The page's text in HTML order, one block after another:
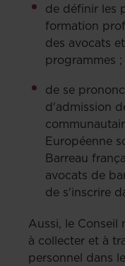
de définir les
formation
des avocats
programmes ;
de se
d'admission
Européenne
Barreau
avocats de
de s'inscrire
Aussi, le Conseil
à collecter et à
personnel dans